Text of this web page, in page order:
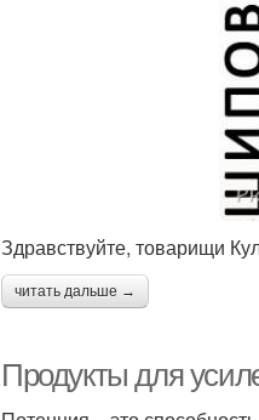
Здравствуйте, товарищи
читать дальше →
Продукты для